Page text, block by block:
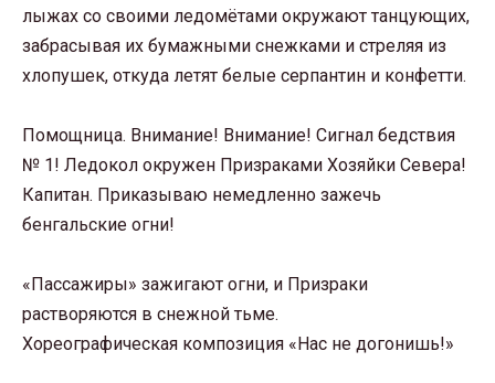
лыжах со своими ледомётами окружают танцующих,
забрасывая их бумажными снежками и стреляя из
хлопушек, откуда летят белые серпантин и конфетти.
Помощница. Внимание! Внимание! Сигнал бедствия
№ 1! Ледокол окружен Призраками Хозяйки Севера!
Капитан. Приказываю немедленно зажечь
бенгальские огни!
«Пассажиры» зажигают огни, и Призраки
растворяются в снежной тьме.
Хореографическая композиция «Нас не догонишь!»